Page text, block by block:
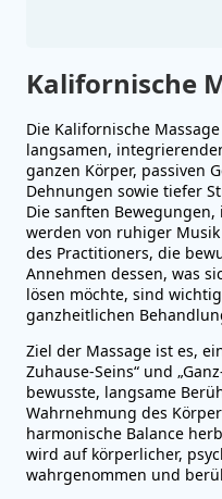
Kalifornische
Die Kalifornische
langsamen,
ganzen Körper, passiven
Dehnungen sowie tiefer
Die sanften
werden von ruhiger
des Practitioners, die
Annehmen dessen, was
lösen möchte, sind
ganzheitlichen
Ziel der Massage ist es,
Zuhause-Seins“ und
bewusste, langsame
Wahrnehmung des
harmonische Balance
wird auf körperlicher,
wahrgenommen und